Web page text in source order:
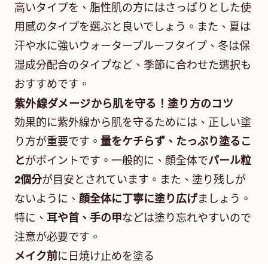
高いタイプを、脂性肌の方にはさっぱりとした使
用感のタイプを選ぶと良いでしょう。また、夏は
汗や水に強いウォータープルーフタイプ、冬は保
湿成分配合のタイプなど、季節に合わせた選択も
おすすめです。
紫外線ダメージから肌を守る！塗り方のコツ
効果的に紫外線から肌を守るためには、正しい塗
り方が重要です。 量をケチらず、たっぷり塗るこ
とがポイントです。一般的に、顔全体でパール粒
2個分が目安とされています。また、塗り残しが
ないように、 顔全体に丁寧に塗り広げましょう。
特に、 耳や首、手の甲などは塗り忘れやすいので
注意が必要です。
メイク前に日焼け止めを塗る